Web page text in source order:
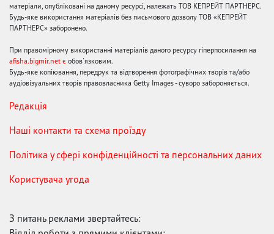
матеріали, опубліковані на даному ресурсі, належать ТОВ КЕПРЕЙТ ПАРТНЕРС.
Будь-яке використання матеріалів без письмового дозволу ТОВ «КЕПРЕЙТ
ПАРТНЕРС» заборонено.
При правомірному використанні матеріалів даного ресурсу гіперпосилання на
afisha.bigmir.net є обов'язковим.
Будь-яке копіювання, передрук та відтворення фотографічних творів та/або
аудіовізуальних творів правовласника Getty Images - суворо забороняється.
Редакція
Наші контакти та схема проїзду
Політика у сфері конфіденційності та персональних даних
Користувача угода
З питань реклами звертайтесь: